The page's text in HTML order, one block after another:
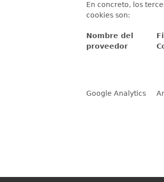
En concreto, los
cookies son:
Nombre del
proveedor
Google Analytics